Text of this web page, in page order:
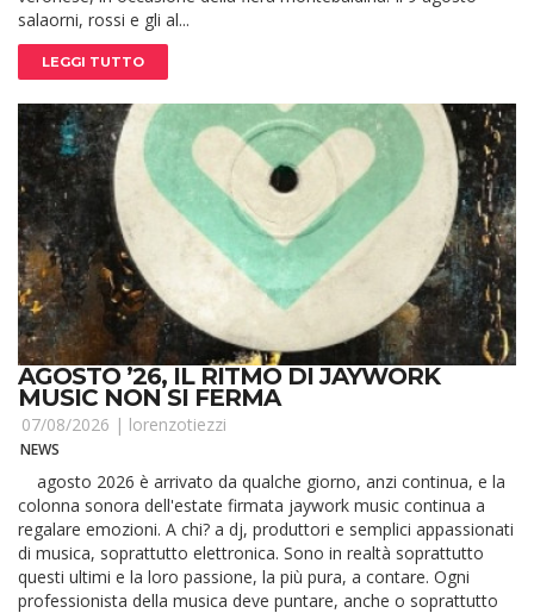
salaorni, rossi e gli al...
LEGGI TUTTO
AGOSTO ’26, IL RITMO DI JAYWORK
MUSIC NON SI FERMA
07/08/2026 | lorenzotiezzi
NEWS
agosto 2026 è arrivato da qualche giorno, anzi continua, e la
colonna sonora dell'estate firmata jaywork music continua a
regalare emozioni. A chi? a dj, produttori e semplici appassionati
di musica, soprattutto elettronica. Sono in realtà soprattutto
questi ultimi e la loro passione, la più pura, a contare. Ogni
professionista della musica deve puntare, anche o soprattutto